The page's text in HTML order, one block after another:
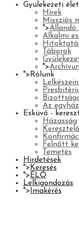
Gyülekezeti élet
Hírek
Missziós
">Állandó
Alkalmi
Táborok
">
"> Rólunk
Az
Esküvő -
Házasság
Keresztelő
Felnőtt
Temetés
Hirdetések
"> Keresés
"> ÉLŐ
Lelkigondozás
"> Imakérés